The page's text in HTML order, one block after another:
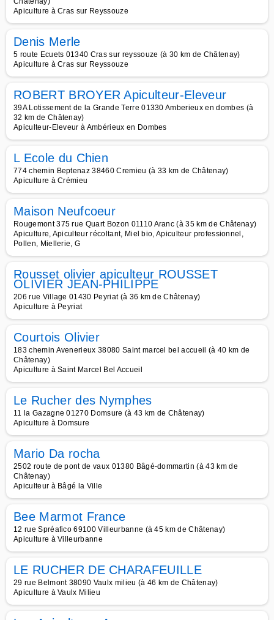
Apiculture à Cras sur Reyssouze
Denis Merle
5 route Ecuets 01340 Cras sur reyssouze (à 30 km de Châtenay)
Apiculture à Cras sur Reyssouze
ROBERT BROYER Apiculteur-Eleveur
39A Lotissement de la Grande Terre 01330 Amberieux en dombes (à
32 km de Châtenay)
Apiculteur-Eleveur à Ambérieux en Dombes
L Ecole du Chien
774 chemin Beptenaz 38460 Cremieu (à 33 km de Châtenay)
Apiculture à Crémieu
Maison Neufcoeur
Rougemont 375 rue Quart Bozon 01110 Aranc (à 35 km de Châtenay)
Apiculture, Apiculteur récoltant, Miel bio, Apiculteur professionnel,
Pollen, Miellerie, G
Rousset olivier apiculteur ROUSSET
OLIVIER JEAN-PHILIPPE
206 rue Village 01430 Peyriat (à 36 km de Châtenay)
Apiculture à Peyriat
Courtois Olivier
183 chemin Avenerieux 38080 Saint marcel bel accueil (à 40 km de
Châtenay)
Apiculture à Saint Marcel Bel Accueil
Le Rucher des Nymphes
11 la Gazagne 01270 Domsure (à 43 km de Châtenay)
Apiculture à Domsure
Mario Da rocha
2502 route de pont de vaux 01380 Bâgé-dommartin (à 43 km de
Châtenay)
Apiculteur à Bâgé la Ville
Bee Marmot France
12 rue Spréafico 69100 Villeurbanne (à 45 km de Châtenay)
Apiculture à Villeurbanne
LE RUCHER DE CHARAFEUILLE
29 rue Belmont 38090 Vaulx milieu (à 46 km de Châtenay)
Apiculture à Vaulx Milieu